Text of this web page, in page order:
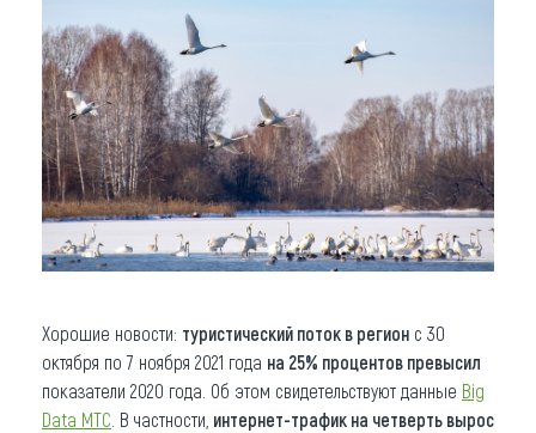
Хорошие новости: туристический поток в регион с 30
октября по 7 ноября 2021 года на 25% процентов превысил
показатели 2020 года. Об этом свидетельствуют данные Big
Data МТС . В частности, интернет-трафик на четверть вырос